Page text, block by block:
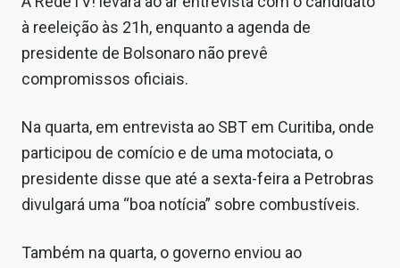
à reeleição às 21h, enquanto a agenda de
presidente de Bolsonaro não prevê
compromissos oficiais.
Na quarta, em entrevista ao SBT em Curitiba, onde
participou de comício e de uma motociata, o
presidente disse que até a sexta-feira a Petrobras
divulgará uma “boa notícia” sobre combustíveis.
Também na quarta, o governo enviou ao